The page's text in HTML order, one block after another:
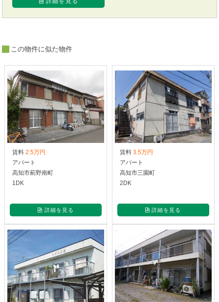
この物件に似た物件
賃料2.5万円
アパート
高知市薊野南町
1DK
詳細を見る
賃料 3.5万円
アパート
高知市三園町
2DK
詳細を見る